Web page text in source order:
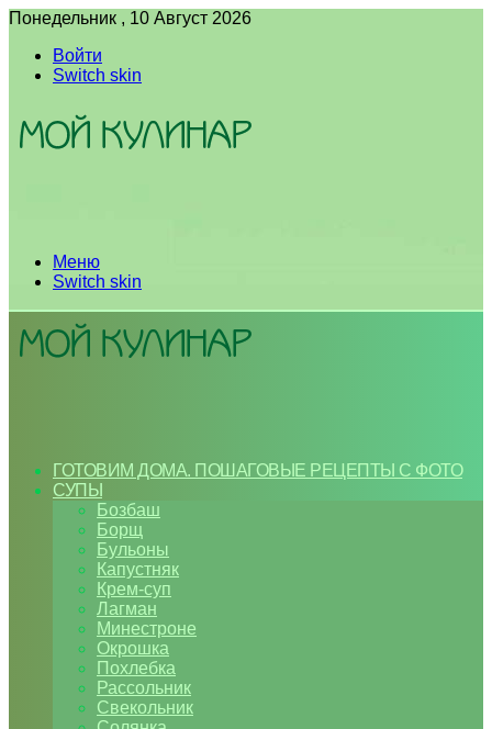
Понедельник , 10 Август 2026
Войти
Switch skin
Меню
Switch skin
ГОТОВИМ ДОМА. ПОШАГОВЫЕ РЕЦЕПТЫ С ФОТО
СУПЫ
Бозбаш
Борщ
Бульоны
Капустняк
Крем-суп
Лагман
Минестроне
Окрошка
Похлебка
Рассольник
Свекольник